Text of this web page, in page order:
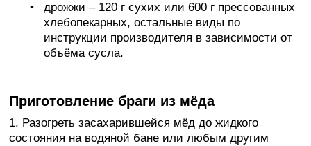
дрожжи – 120 г сухих или 600 г прессованных
хлебопекарных, остальные виды по
инструкции производителя в зависимости от
объёма сусла.
Приготовление браги из мёда
1. Разогреть засахарившейся мёд до жидкого
состояния на водяной бане или любым другим